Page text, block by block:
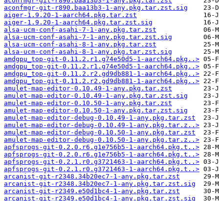
aconfmgr-git-r890.baa13b3-1-any.pkg.tar.zst.sig
aiger-1.9.20-1-aarch64.pkg.tar.zst
aiger-1.9.20-1-aarch64.pkg.tar.zst.sig
alsa-ucm-conf-asahi-7-1-any.pkg.tar.zst
alsa-ucm-conf-asahi-7-1-any.pkg.tar.zst.sig
alsa-ucm-conf-asahi-8-1-any.pkg.tar.zst
alsa-ucm-conf-asahi-8-1-any.pkg.tar.zst.sig
amdgpu_top-git-0.11.2.r1.g74e50d5-1-aarch64.pkg..>
amdgpu_top-git-0.11.2.r1.g74e50d5-1-aarch64.pkg..>
amdgpu_top-git-0.11.2.r2.gd9db881-1-aarch64.pkg..>
amdgpu_top-git-0.11.2.r2.gd9db881-1-aarch64.pkg..>
amulet-map-editor-0.10.49-1-any.pkg.tar.zst
amulet-map-editor-0.10.49-1-any.pkg.tar.zst.sig
amulet-map-editor-0.10.50-1-any.pkg.tar.zst
amulet-map-editor-0.10.50-1-any.pkg.tar.zst.sig
amulet-map-editor-debug-0.10.49-1-any.pkg.tar.zst
amulet-map-editor-debug-0.10.49-1-any.pkg.tar.z..>
amulet-map-editor-debug-0.10.50-1-any.pkg.tar.zst
amulet-map-editor-debug-0.10.50-1-any.pkg.tar.z..>
apfsprogs-git-0.2.0.r6.g1e756b5-1-aarch64.pkg.t..>
apfsprogs-git-0.2.0.r6.g1e756b5-1-aarch64.pkg.t..>
apfsprogs-git-0.2.1.r0.g3721463-1-aarch64.pkg.t..>
apfsprogs-git-0.2.1.r0.g3721463-1-aarch64.pkg.t..>
arcanist-git-r2348.34b20ec7-1-any.pkg.tar.zst
arcanist-git-r2348.34b20ec7-1-any.pkg.tar.zst.sig
arcanist-git-r2349.e50d1bc4-1-any.pkg.tar.zst
arcanist-git-r2349.e50d1bc4-1-any.pkg.tar.zst.sig